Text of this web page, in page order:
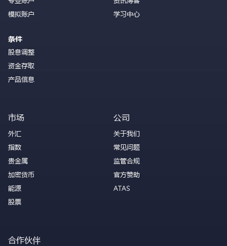
模拟账户
条件
股息调整
资金存取
产品信息
学习中心
市场
外汇
指数
贵金属
加密货币
能源
股票
公司
关于我们
常见问题
监管合规
官方赞助
ATAS
合作伙伴